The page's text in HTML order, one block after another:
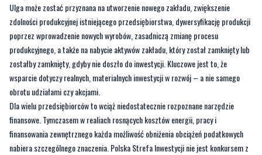
Ulga może zostać przyznana na utworzenie nowego zakładu, zwiększenie
zdolności produkcyjnej istniejącego przedsiębiorstwa, dywersyfikację produkcji
poprzez wprowadzenie nowych wyrobów, zasadniczą zmianę procesu
produkcyjnego, a także na nabycie aktywów zakładu, który został zamknięty lub
zostałby zamknięty, gdyby nie doszło do inwestycji. Kluczowe jest to, że
wsparcie dotyczy realnych, materialnych inwestycji w rozwój – a nie samego
obrotu udziałami czy akcjami.
Dla wielu przedsiębiorców to wciąż niedostatecznie rozpoznane narzędzie
finansowe. Tymczasem w realiach rosnących kosztów energii, pracy i
finansowania zewnętrznego każda możliwość obniżenia obciążeń podatkowych
nabiera szczególnego znaczenia. Polska Strefa Inwestycji nie jest konkursem z